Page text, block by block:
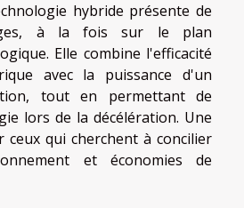
hybride présente de
à la fois sur le plan
Elle combine l'efficacité
avec la puissance d'un
tout en permettant de
lors de la décélération. Une
qui cherchent à concilier
et économies de